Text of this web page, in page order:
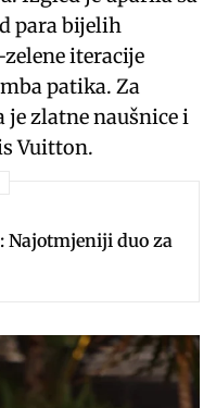
para bijelih
iteracije
patika. Za
je zlatne naušnice i
Vuitton.
Najotmjeniji duo za